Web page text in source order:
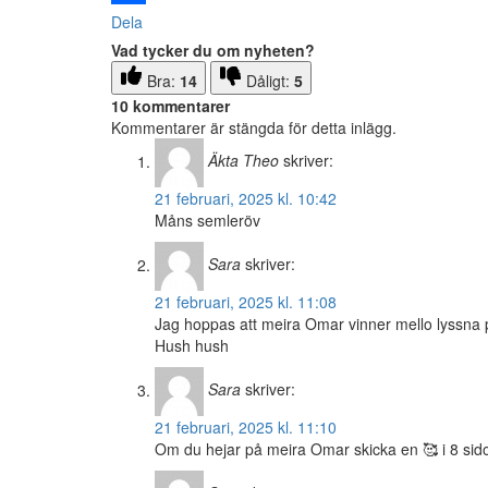
Dela
Vad tycker du om nyheten?
Bra: 14 Dåligt: 5
10 kommentarer
Kommentarer är stängda för detta inlägg.
Äkta Theo skriver:
21 februari, 2025 kl. 10:42
Måns semleröv
Sara skriver:
21 februari, 2025 kl. 11:08
Jag hoppas att meira Omar vinner mello lyssna
Hush hush
Sara skriver:
21 februari, 2025 kl. 11:10
Om du hejar på meira Omar skicka en 🥰 i 8